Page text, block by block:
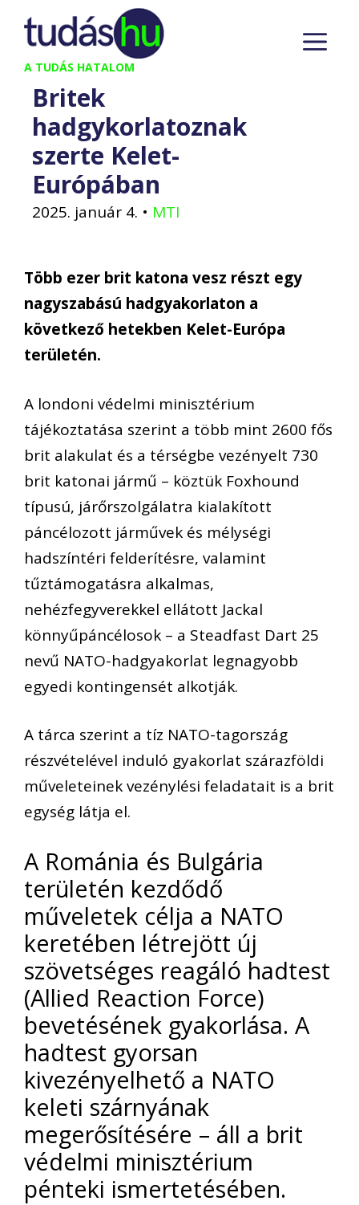
Kilépés
tartalomba
A TUDÁS HATALOM
Britek
hadgykorlatoznak
szerte Kelet-
Európában
2025. január 4. • MTI
Több ezer brit katona vesz részt egy
nagyszabású hadgyakorlaton a
következő hetekben Kelet-Európa
területén.
A londoni védelmi minisztérium
tájékoztatása szerint a több mint 2600 fős
brit alakulat és a térségbe vezényelt 730
brit katonai jármű – köztük Foxhound
típusú, járőrszolgálatra kialakított
páncélozott járművek és mélységi
hadszíntéri felderítésre, valamint
tűztámogatásra alkalmas,
nehézfegyverekkel ellátott Jackal
könnyűpáncélosok – a Steadfast Dart 25
nevű NATO-hadgyakorlat legnagyobb
egyedi kontingensét alkotják.
A tárca szerint a tíz NATO-tagország
részvételével induló gyakorlat szárazföldi
műveleteinek vezénylési feladatait is a brit
egység látja el.
A Románia és Bulgária
területén kezdődő
műveletek célja a NATO
keretében létrejött új
szövetséges reagáló hadtest
(Allied Reaction Force)
bevetésének gyakorlása. A
hadtest gyorsan
kivezényelhető a NATO
keleti szárnyának
megerősítésére – áll a brit
védelmi minisztérium
pénteki ismertetésében.